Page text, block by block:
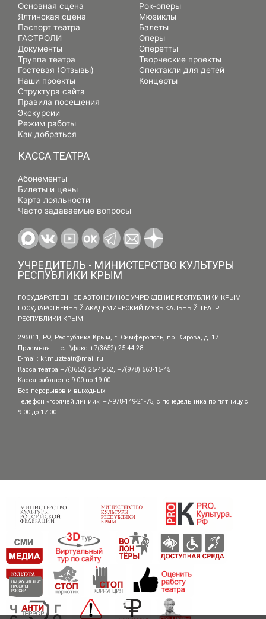
Основная сцена
Ялтинская сцена
Паспорт театра
ГАСТРОЛИ
Документы
Труппа театра
Гостевая (Отзывы)
Наши проекты
Структура сайта
Правила посещения
Экскурсии
Режим работы
Как добраться
Рок-оперы
Мюзиклы
Балеты
Оперы
Оперетты
Творческие проекты
Спектакли для детей
Концерты
КАССА ТЕАТРА
Абонементы
Билеты и цены
Карта лояльности
Часто задаваемые вопросы
УЧРЕДИТЕЛЬ - МИНИСТЕРСТВО КУЛЬТУРЫ
РЕСПУБЛИКИ КРЫМ
ГОСУДАРСТВЕННОЕ АВТОНОМНОЕ УЧРЕЖДЕНИЕ РЕСПУБЛИКИ КРЫМ
ГОСУДАРСТВЕННЫЙ АКАДЕМИЧЕСКИЙ МУЗЫКАЛЬНЫЙ ТЕАТР
РЕСПУБЛИКИ КРЫМ
295011, РФ, Республика Крым, г. Симферополь, пр. Кирова, д. 17
Приемная – тел.\факс +7(3652) 25-44-28
E-mail: kr.muzteatr@mail.ru
Касса театра +7(3652) 25-45-52, +7(978) 563-15-45
Касса работает с 9:00 по 19:00
Без перерывов и выходных
Телефон «горячей линии»: +7-978-149-21-75, с понедельника по пятницу с
9:00 до 17:00